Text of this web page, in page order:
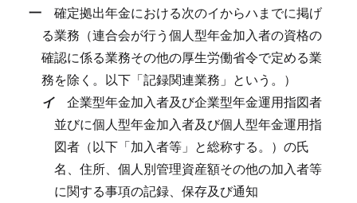
一 確定拠出年金における次のイからハまでに掲げ
る業務（連合会が行う個人型年金加入者の資格の
確認に係る業務その他の厚生労働省令で定める業
務を除く。以下「記録関連業務」という。）
イ 企業型年金加入者及び企業型年金運用指図者
並びに個人型年金加入者及び個人型年金運用指
図者（以下「加入者等」と総称する。）の氏
名、住所、個人別管理資産額その他の加入者等
に関する事項の記録、保存及び通知